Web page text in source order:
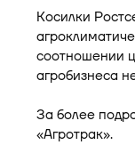
Косилки
соотношении
агробизнеса
За более
«Агротрак».